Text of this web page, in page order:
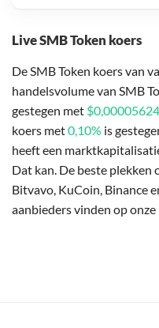
Live SMB Token koers
De SMB Token koers van
handelsvolume van SMB
gestegen met $0,00005624
koers met0,10% is
heeft een
Dat kan. De beste plekken
Bitvavo, KuCoin, Binance
aanbieders vinden op